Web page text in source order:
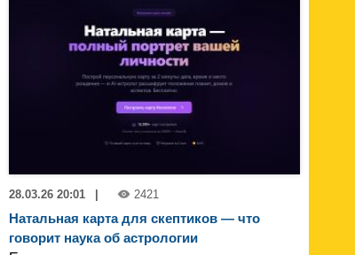
28.03.26 20:01 2421
Натальная карта для скептиков — что
говорит наука об астрологии